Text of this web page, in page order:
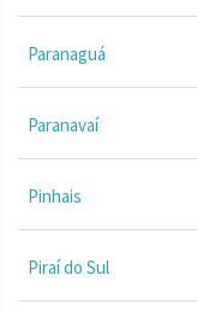
Paranaguá
Paranavaí
Pinhais
Piraí do Sul